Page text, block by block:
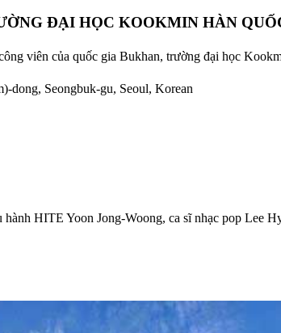
ĐẠI HỌC KOOKMIN HÀN
viên của quốc gia Bukhan, trường đại học
dong, Seongbuk-gu, Seoul, Korean
HITE Yoon Jong-Woong, ca sĩ nhạc pop Lee